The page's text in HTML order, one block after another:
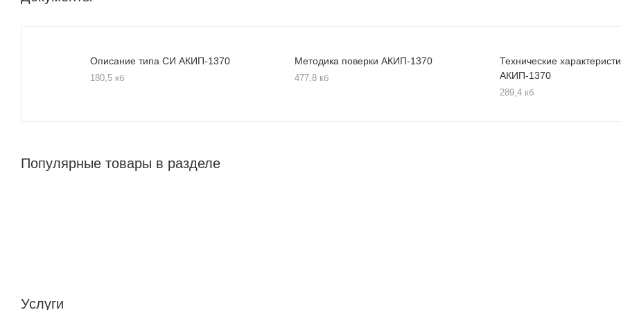
Описание типа СИ АКИП-1370
180,5 кб
Методика поверки АКИП-1370
477,8 кб
Технические
АКИП-1370
289,4 кб
Популярные товары в разделе
Услуги